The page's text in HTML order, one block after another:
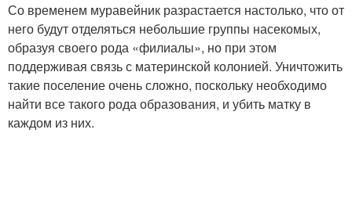
Со временем муравейник разрастается настолько, что от
него будут отделяться небольшие группы насекомых,
образуя своего рода «филиалы», но при этом
поддерживая связь с материнской колонией. Уничтожить
такие поселение очень сложно, поскольку необходимо
найти все такого рода образования, и убить матку в
каждом из них.